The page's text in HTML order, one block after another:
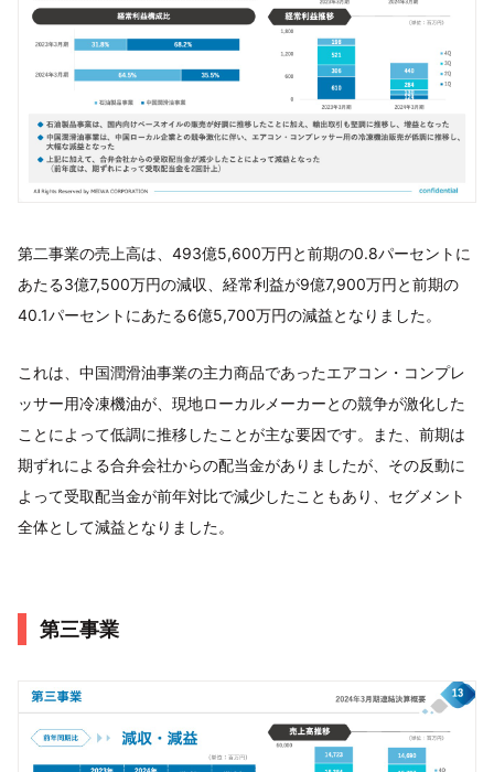
第二事業の売上高は、493億5,600万円と前期の0.8パーセントに
あたる3億7,500万円の減収、経常利益が9億7,900万円と前期の
40.1パーセントにあたる6億5,700万円の減益となりました。
これは、中国潤滑油事業の主力商品であったエアコン・コンプレ
ッサー用冷凍機油が、現地ローカルメーカーとの競争が激化した
ことによって低調に推移したことが主な要因です。また、前期は
期ずれによる合弁会社からの配当金がありましたが、その反動に
よって受取配当金が前年対比で減少したこともあり、セグメント
全体として減益となりました。
第三事業